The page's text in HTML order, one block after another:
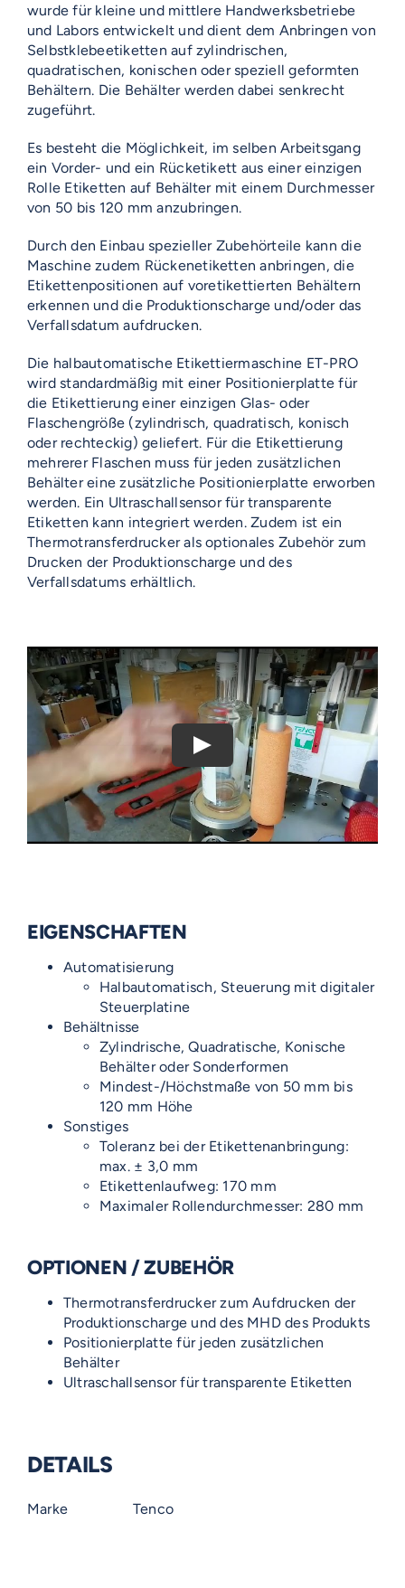
wurde für kleine und mittlere Handwerksbetriebe
und Labors entwickelt und dient dem Anbringen von
Selbstklebeetiketten auf zylindrischen,
quadratischen, konischen oder speziell geformten
Behältern. Die Behälter werden dabei senkrecht
zugeführt.
Es besteht die Möglichkeit, im selben Arbeitsgang
ein Vorder- und ein Rücketikett aus einer einzigen
Rolle Etiketten auf Behälter mit einem Durchmesser
von 50 bis 120 mm anzubringen.
Durch den Einbau spezieller Zubehörteile kann die
Maschine zudem Rückenetiketten anbringen, die
Etikettenpositionen auf voretikettierten Behältern
erkennen und die Produktionscharge und/oder das
Verfallsdatum aufdrucken.
Die halbautomatische Etikettiermaschine ET-PRO
wird standardmäßig mit einer Positionierplatte für
die Etikettierung einer einzigen Glas- oder
Flaschengröße (zylindrisch, quadratisch, konisch
oder rechteckig) geliefert. Für die Etikettierung
mehrerer Flaschen muss für jeden zusätzlichen
Behälter eine zusätzliche Positionierplatte erworben
werden. Ein Ultraschallsensor für transparente
Etiketten kann integriert werden. Zudem ist ein
Thermotransferdrucker als optionales Zubehör zum
Drucken der Produktionscharge und des
Verfallsdatums erhältlich.
EIGENSCHAFTEN
Automatisierung
Halbautomatisch, Steuerung mit digitaler
Steuerplatine
Behältnisse
Zylindrische, Quadratische, Konische
Behälter oder Sonderformen
Mindest-/Höchstmaße von 50 mm bis
120 mm Höhe
Sonstiges
Toleranz bei der Etikettenanbringung:
max. ± 3,0 mm
Etikettenlaufweg: 170 mm
Maximaler Rollendurchmesser: 280 mm
OPTIONEN / ZUBEHÖR
Thermotransferdrucker zum Aufdrucken der
Produktionscharge und des MHD des Produkts
Positionierplatte für jeden zusätzlichen
Behälter
Ultraschallsensor für transparente Etiketten
DETAILS
Marke Tenco